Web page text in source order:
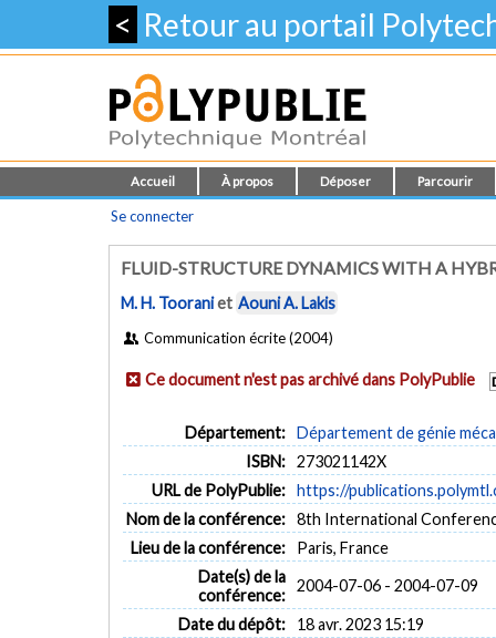
< Retour au portail
Accueil À propos Déposer Parcourir
Se connecter
FLUID-STRUCTURE DYNAMICS WITH A
M. H. Tooraniet Aouni A. Lakis
Communication écrite (2004)
Ce document n'est pas archivé dans PolyPublie
Département: Département de génie
ISBN: 273021142X
URL de PolyPublie: https://
Nom de la conférence: 8th International
Lieu de la conférence:
Paris, France
Date(s) de la
conférence:
2004-07-06 - 2004-07-09
Date du dépôt:
18 avr. 2023 15:19